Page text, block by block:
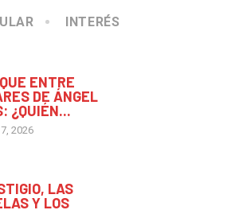
TRUMP VUELVE A
CONTRA MÉXICO Y...
INTERÉS
ENTRE
DE ÁNGEL
¿QUIÉN...
2026
LAS
Y LOS